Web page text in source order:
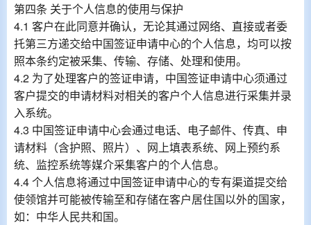
第四条 关于个人信息的使用与保护
4.1 客户在此同意并确认，无论其通过网络、直接或者委
托第三方递交给中国签证申请中心的个人信息，均可以按
照本条约定被采集、传输、存储、处理和使用。
4.2 为了处理客户的签证申请，中国签证申请中心须通过
客户提交的申请材料对相关的客户个人信息进行采集并录
入系统。
4.3 中国签证申请中心会通过电话、电子邮件、传真、申
请材料（含护照、照片）、网上填表系统、网上预约系
统、监控系统等媒介采集客户的个人信息。
4.4 个人信息将通过中国签证申请中心的专有渠道提交给
使领馆并可能被传输至和存储在客户居住国以外的国家，
如：中华人民共和国。